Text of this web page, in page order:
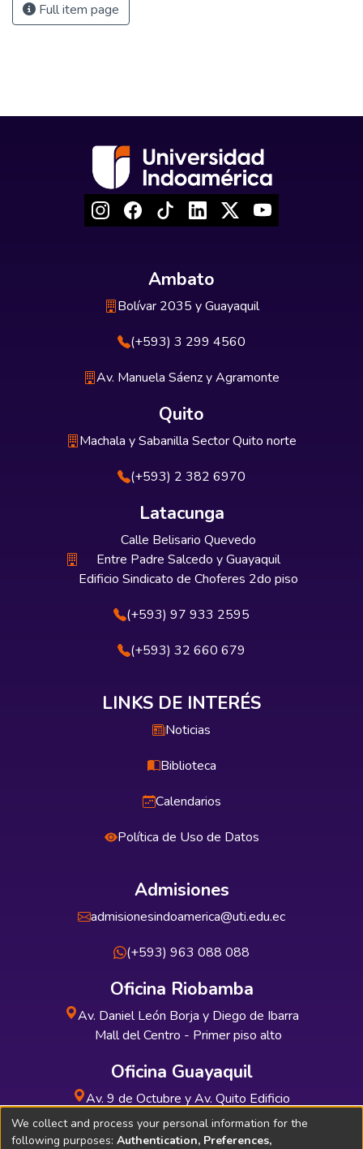
Full item page
Ambato
Bolívar 2035 y Guayaquil
(+593) 3 299 4560
Av. Manuela Sáenz y Agramonte
Quito
Machala y Sabanilla Sector Quito norte
(+593) 2 382 6970
Latacunga
Calle Belisario Quevedo
Entre Padre Salcedo y Guayaquil
Edificio Sindicato de Choferes 2do piso
(+593) 97 933 2595
(+593) 32 660 679
LINKS DE INTERÉS
Noticias
Biblioteca
Calendarios
Política de Uso de Datos
Admisiones
admisionesindoamerica@uti.edu.ec
(+593) 963 088 088
Oficina Riobamba
Av. Daniel León Borja y Diego de Ibarra
Mall del Centro - Primer piso alto
Oficina Guayaquil
Av. 9 de Octubre y Av. Quito Edificio
INDUAUTO - Planta baja
We collect and process your personal information for the
following purposes: Authentication, Preferences,